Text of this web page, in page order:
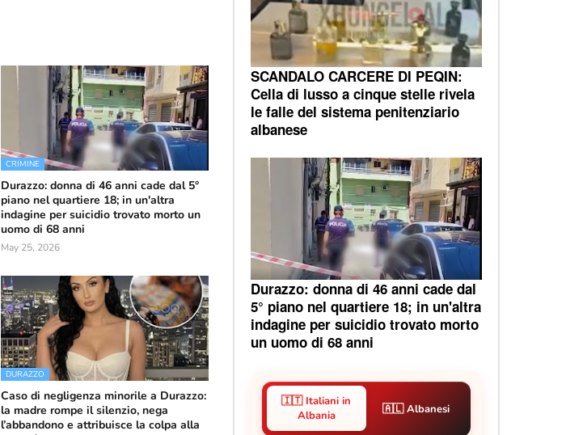
CRIMINE
Durazzo: donna di 46 anni cade dal 5°
piano nel quartiere 18; in un'altra
indagine per suicidio trovato morto un
uomo di 68 anni
May 25, 2026
DURAZZO
Caso di negligenza minorile a Durazzo:
la madre rompe il silenzio, nega
l’abbandono e attribuisce la colpa alla
SCANDALO CARCERE DI PEQIN:
Cella di lusso a cinque stelle rivela
le falle del sistema penitenziario
albanese
Durazzo: donna di 46 anni cade dal
5° piano nel quartiere 18; in un'altra
indagine per suicidio trovato morto
un uomo di 68 anni
🇮🇹 Italiani in
Albania
🇦🇱 Albanesi